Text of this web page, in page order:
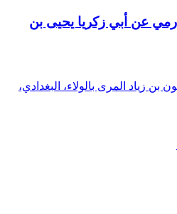
عن أبي زكريا يحيى بن
زياد المرى بالولاء، البغدادي،